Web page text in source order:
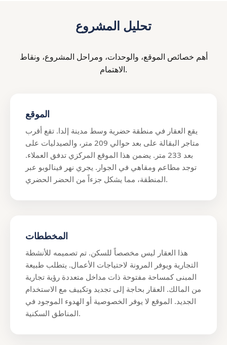
تحليل المشروع
أهم خصائص الموقع، والوحدات، ومراحل المشروع، ونقاط
الاهتمام.
الموقع
يقع العقار في منطقة حضرية وسط مدينة إلدا. تقع أقرب
متاجر البقالة على بعد حوالي 209 متر، والصيدليات على
بعد 233 متر. يضمن هذا الموقع المركزي تدفق العملاء.
توجد مطاعم ومقاهي في الجوار. يجري نهر فينالوبو عبر
المنطقة، مما يشكل جزءاً من الحضر الحضري.
المخططات
هذا العقار ليس مخصصاً للسكن. تم تصميمه للأنشطة
التجارية ويوفر المرونة لاحتياجات الأعمال. يتطلب طبيعة
المبنى كمساحة مفتوحة ذات مداخل متعددة رؤية تجارية
من المالك. العقار بحاجة إلى تجديد وتكييف مع الاستخدام
الجديد. الموقع لا يوفر الخصوصية أو الهدوء الموجود في
المناطق السكنية.